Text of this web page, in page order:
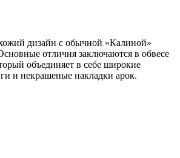
дизайн с обычной «Калиной»
отличия заключаются в обвесе
объединяет в себе широкие
и некрашеные накладки арок.